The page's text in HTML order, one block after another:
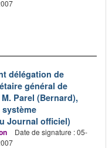
délégation de
général de
Parel (Bernard),
Journal officiel)
Date de signature : 05-